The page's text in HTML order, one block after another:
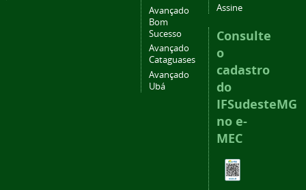
Avançado
Bom
Sucesso
Avançado
Cataguases
Avançado
Ubá
Assine
Consulte
o
cadastro
do
IFSudesteMG
no e-
MEC